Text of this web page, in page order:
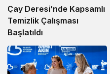
Çay Deresi’nde Kapsamlı
Temizlik Çalışması
Başlatıldı